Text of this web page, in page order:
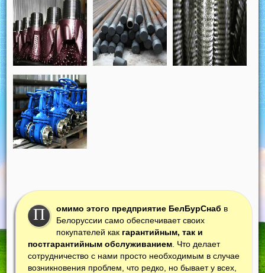
П омимо этого предприятие БелБурСнаб в
Белоруссии само обеспечивает своих
покупателей как гарантийным, так и
постгарантийным обслуживанием . Что делает
сотрудничество с нами просто необходимым в случае
возникновения проблем, что редко, но бывает у всех,